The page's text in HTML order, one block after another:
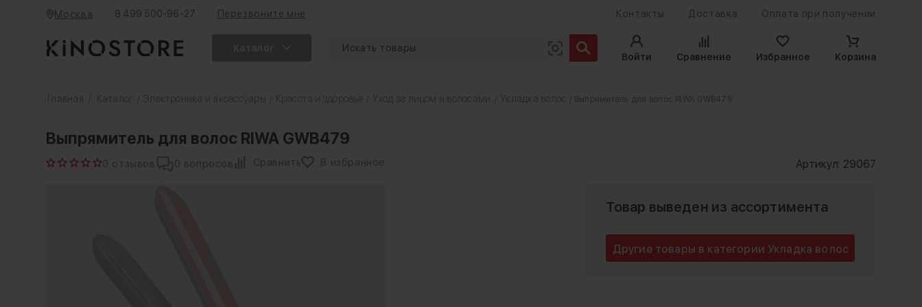
Москва 8 499 500-96-27 Перезвоните мне Контакты Доставка Оплата при получении
Войти
Сравнение Избранное Корзина
Главная Каталог Электроника и аксессуары Красота и здоровье Уход за лицом и волосами Укладка волос / Выпрямитель для волос RIWA GWB479
Выпрямитель для волос RIWA GWB479
0 отзывов 0 вопросов Сравнить В избранное Артикул: 29067
Товар выведен из ассортимента
Другие товары в категории Укладка волос